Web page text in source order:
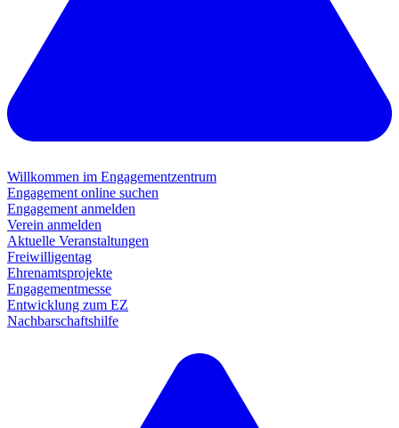
Willkommen im Engagementzentrum
Engagement online suchen
Engagement anmelden
Verein anmelden
Aktuelle Veranstaltungen
Freiwilligentag
Ehrenamtsprojekte
Engagementmesse
Entwicklung zum EZ
Nachbarschaftshilfe